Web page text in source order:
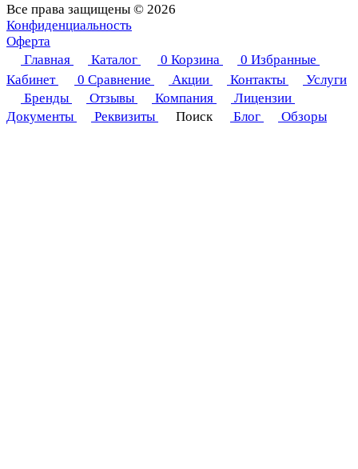
Все права защищены © 2026
Конфиденциальность
Оферта
Главная
Каталог 0 Корзина 0 Избранные
Кабинет
0 Сравнение Акции Контакты
Услуги
Бренды
Отзывы Компания
Лицензии
Документы
Реквизиты Поиск Блог Обзоры